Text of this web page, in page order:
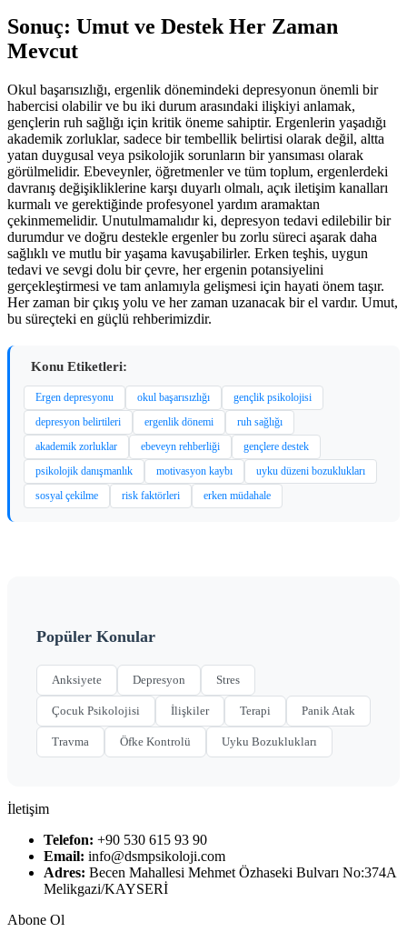
Sonuç: Umut ve Destek Her Zaman
Mevcut
Okul başarısızlığı, ergenlik dönemindeki depresyonun önemli bir
habercisi olabilir ve bu iki durum arasındaki ilişkiyi anlamak,
gençlerin ruh sağlığı için kritik öneme sahiptir. Ergenlerin yaşadığı
akademik zorluklar, sadece bir tembellik belirtisi olarak değil, altta
yatan duygusal veya psikolojik sorunların bir yansıması olarak
görülmelidir. Ebeveynler, öğretmenler ve tüm toplum, ergenlerdeki
davranış değişikliklerine karşı duyarlı olmalı, açık iletişim kanalları
kurmalı ve gerektiğinde profesyonel yardım aramaktan
çekinmemelidir. Unutulmamalıdır ki, depresyon tedavi edilebilir bir
durumdur ve doğru destekle ergenler bu zorlu süreci aşarak daha
sağlıklı ve mutlu bir yaşama kavuşabilirler. Erken teşhis, uygun
tedavi ve sevgi dolu bir çevre, her ergenin potansiyelini
gerçekleştirmesi ve tam anlamıyla gelişmesi için hayati önem taşır.
Her zaman bir çıkış yolu ve her zaman uzanacak bir el vardır. Umut,
bu süreçteki en güçlü rehberimizdir.
Konu Etiketleri:
Ergen depresyonu okul başarısızlığı
gençlik psikolojisi
depresyon belirtileri
ergenlik dönemi
ruh sağlığı
akademik zorluklar
ebeveyn rehberliği
gençlere destek
psikolojik danışmanlık
motivasyon kaybı
uyku düzeni bozuklukları
sosyal çekilme
risk faktörleri erken müdahale
Popüler Konular
Anksiyete Depresyon Stres
Çocuk Psikolojisi İlişkiler Terapi Panik Atak
Travma Öfke Kontrolü Uyku Bozuklukları
İletişim
Telefon: +90 530 615 93 90
Email: info@dsmpsikoloji.com
Adres: Becen Mahallesi Mehmet Özhaseki Bulvarı No:374A
Melikgazi/KAYSERİ
Abone Ol